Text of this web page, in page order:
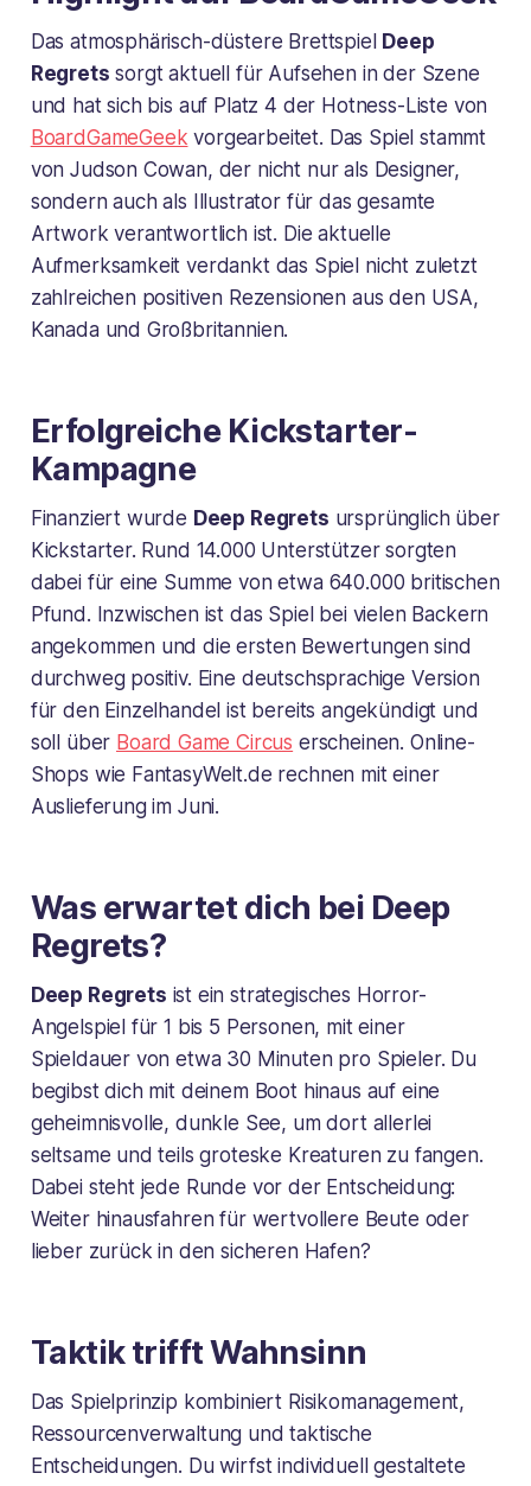
Das atmosphärisch-düstere Brettspiel Deep
Regrets sorgt aktuell für Aufsehen in der Szene
und hat sich bis auf Platz 4 der Hotness-Liste von
BoardGameGeek vorgearbeitet. Das Spiel stammt
von Judson Cowan, der nicht nur als Designer,
sondern auch als Illustrator für das gesamte
Artwork verantwortlich ist. Die aktuelle
Aufmerksamkeit verdankt das Spiel nicht zuletzt
zahlreichen positiven Rezensionen aus den USA,
Kanada und Großbritannien.
Erfolgreiche Kickstarter-
Kampagne
Finanziert wurde Deep Regrets ursprünglich über
Kickstarter. Rund 14.000 Unterstützer sorgten
dabei für eine Summe von etwa 640.000 britischen
Pfund. Inzwischen ist das Spiel bei vielen Backern
angekommen und die ersten Bewertungen sind
durchweg positiv. Eine deutschsprachige Version
für den Einzelhandel ist bereits angekündigt und
soll über Board Game Circus erscheinen. Online-
Shops wie FantasyWelt.de rechnen mit einer
Auslieferung im Juni.
Was erwartet dich bei Deep
Regrets?
Deep Regrets ist ein strategisches Horror-
Angelspiel für 1 bis 5 Personen, mit einer
Spieldauer von etwa 30 Minuten pro Spieler. Du
begibst dich mit deinem Boot hinaus auf eine
geheimnisvolle, dunkle See, um dort allerlei
seltsame und teils groteske Kreaturen zu fangen.
Dabei steht jede Runde vor der Entscheidung:
Weiter hinausfahren für wertvollere Beute oder
lieber zurück in den sicheren Hafen?
Taktik trifft Wahnsinn
Das Spielprinzip kombiniert Risikomanagement,
Ressourcenverwaltung und taktische
Entscheidungen. Du wirfst individuell gestaltete